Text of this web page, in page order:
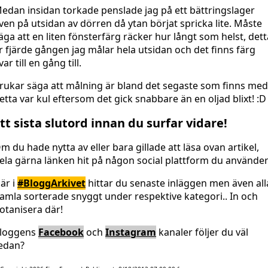
insidan torkade penslade jag på ett bättringslager
på utsidan av dörren då ytan börjat spricka lite. Måste
att en liten fönsterfärg räcker hur långt som helst,
fjärde gången jag målar hela utsidan och det finns färg
till en gång till.
säga att målning är bland det segaste som finns med
var kul eftersom det gick snabbare än en oljad blixt! :D
sista slutord innan du surfar vidare!
du hade nytta av eller bara gillade att läsa ovan artikel,
gärna länken hit på någon social plattform du
i #BloggArkivet hittar du senaste inläggen men även
sorterade snyggt under respektive kategori.. In och
där!
Facebookoch Instagram kanaler följer du väl